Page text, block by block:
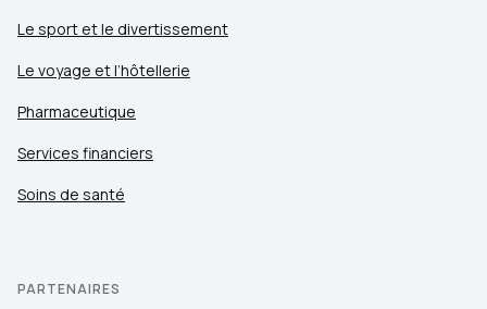
Le sport et le divertissement
Le voyage et l’hôtellerie
Pharmaceutique
Services financiers
Soins de santé
PARTENAIRES